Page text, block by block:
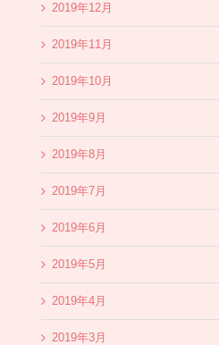
2019年12月
2019年11月
2019年10月
2019年9月
2019年8月
2019年7月
2019年6月
2019年5月
2019年4月
2019年3月